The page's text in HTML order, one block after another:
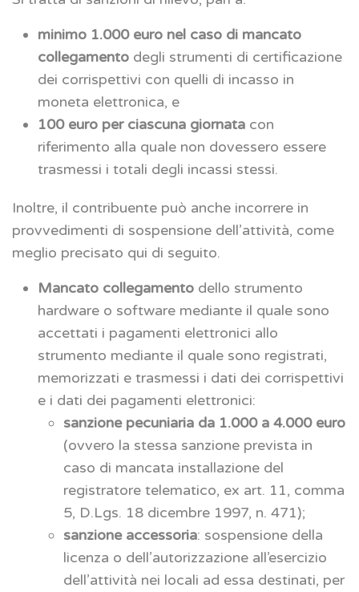
minimo 1.000 euro nel caso di mancato
collegamento degli strumenti di certificazione
dei corrispettivi con quelli di incasso in
moneta elettronica, e
100 euro per ciascuna giornata con
riferimento alla quale non dovessero essere
trasmessi i totali degli incassi stessi.
Inoltre, il contribuente può anche incorrere in
provvedimenti di sospensione dell’attività, come
meglio precisato qui di seguito.
Mancato collegamento dello strumento
hardware o software mediante il quale sono
accettati i pagamenti elettronici allo
strumento mediante il quale sono registrati,
memorizzati e trasmessi i dati dei corrispettivi
e i dati dei pagamenti elettronici:
sanzione pecuniaria da 1.000 a 4.000 euro
(ovvero la stessa sanzione prevista in
caso di mancata installazione del
registratore telematico, ex art. 11, comma
5, D.Lgs. 18 dicembre 1997, n. 471);
sanzione accessoria: sospensione della
licenza o dell’autorizzazione all’esercizio
dell’attività nei locali ad essa destinati, per